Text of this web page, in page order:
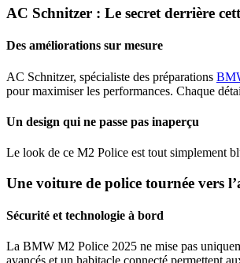
AC Schnitzer : Le secret derrière
Des améliorations sur mesure
AC Schnitzer, spécialiste des préparations
pour maximiser les performances. Chaque
Un design qui ne passe pas inaperçu
Le look de ce M2 Police est tout simplement
Une voiture de police tournée vers
Sécurité et technologie à bord
La BMW M2 Police 2025 ne mise pas